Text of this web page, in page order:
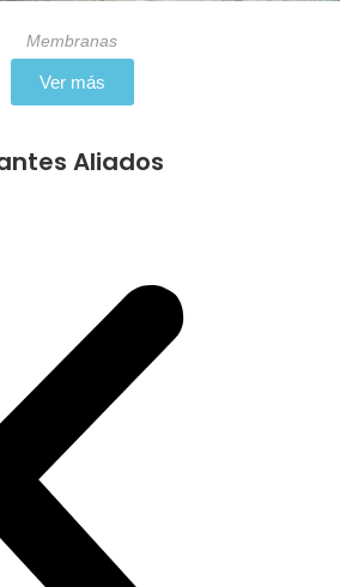
Membranas
Ver más
Aliados